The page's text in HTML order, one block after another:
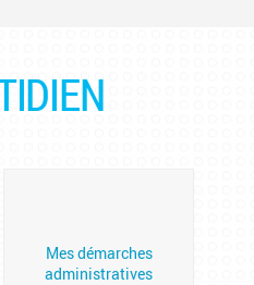
Mes démarches
administratives